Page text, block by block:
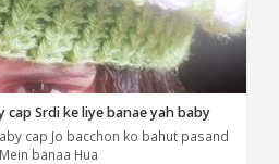
cap Srdi ke liye banae yah baby
cap Jo bacchon ko bahut pasand
banaa Hua